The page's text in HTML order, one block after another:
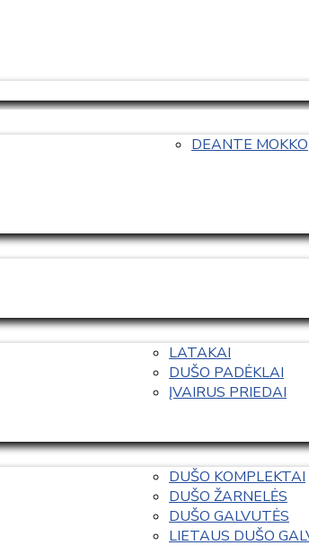
DEANTE MOKKO
LATAKAI
DUŠO PADĖKLAI
ĮVAIRUS PRIEDAI
DUŠO KOMPLEKTAI
DUŠO ŽARNELĖS
DUŠO GALVUTĖS
LIETAUS DUŠO